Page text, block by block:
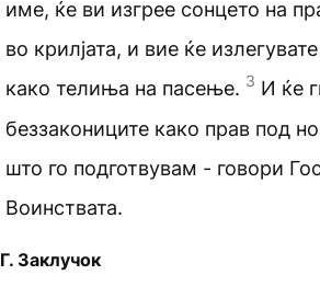
име, ќе ви изгрее сонцето на
во крилјата, и вие ќе
како телиња на пасење. 3 И ќе
беззакониците како прав под
што го подготвувам - говори
Воинствата.
Г. Заклучок